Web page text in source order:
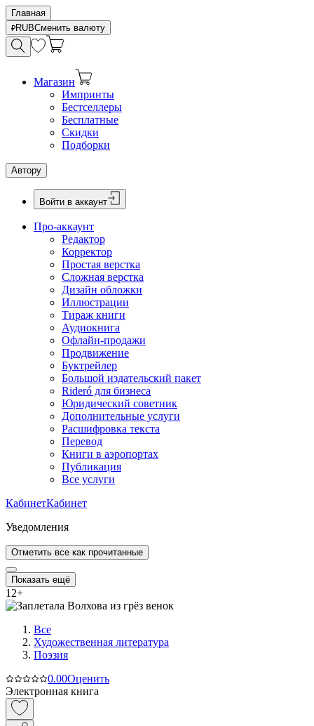
Главная
RUBСменить валюту
Магазин
Импринты
Бестселлеры
Бесплатные
Скидки
Подборки
Автору
Войти в аккаунт
Про-аккаунт
Редактор
Корректор
Простая верстка
Сложная верстка
Дизайн обложки
Иллюстрации
Тираж книги
Аудиокнига
Офлайн-продажи
Продвижение
Буктрейлер
Большой издательский пакет
Rideró для бизнеса
Юридический советник
Дополнительные услуги
Расшифровка текста
Перевод
Книги в аэропортах
Публикация
Все услуги
КабинетКабинет
Уведомления
Отметить все как прочитанные
Показать ещё
12+
Все
Художественная литература
Поэзия
0.00Оценить
Электронная книга